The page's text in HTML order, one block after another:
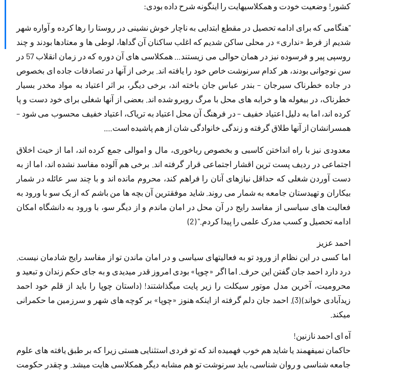
کشور! وضعیت خودت و همکلاسیهایت را اینگونه شرح داده بودی:
"هنگامی که برای ادامه تحصیل در مقطع ابتدایی به ناچار خوش نشینی در روستا را رها کرده و آواره شهر
شدیم از فرط «نداری» در محلی ساکن شدیم که اغلب ساکنان آن گداها، لوطی ها و معتادها بودند و چند
روسپی پیر و فرسوده نیز در همان حوالی می زیستند… همکلاسی های آن دوره که در زمان انقلاب 57 در
سن نوجوانی بودند، هر کدام سرنوشت خاص خود را یافته اند. برخی از آنها در تصادفات جاده ای بخصوص
در جاده خطرناک سیرجان – بندر عباس جان باخته اند، برخی دیگر، بر اثر اعتیاد به مواد مخدر بسیار
خطرناک، در بیغوله ها و خرابه های محل با مرگ روبرو شده اند. بعضی از آنها شغلی برای خود دست و پا
کرده اند، اما به دلیل اعتیاد خفیف – در فرهنگ آن محل اعتیاد به تریاک، اعتیاد خفیف محسوب می شود –
همسرانشان از آنها طلاق گرفته و زندگی خانوادگی شان از هم پاشیده است….
معدودی نیز با راه انداختن کاسبی و بخصوص رباخوری، مال و اموالی جمع کرده اند، اما از حیث اخلاق
اجتماعی در ردیف پست ترین اقشار اجتماعی قرار گرفته اند. برخی هم آلوده مفاسد نشده اند، اما از به
دست آوردن شغلی که حداقل نیازهای آنان را فراهم کند، محروم مانده اند و با چند سر عائله در شمار
بیکاران و تهیدستان جامعه به شمار می روند. شاید موفقترین آن بچه ها من باشم که از یک سو با ورود به
فعالیت های سیاسی از مفاسد رایج در آن محل در امان ماندم و از دیگر سو، با ورود به دانشگاه امکان
ادامه تحصیل و کسب مدرک علمی را پیدا کردم." (2)
احمد عزیز
اما کسی در این نظام از ورود تو به فعالیتهای سیاسی و در امان ماندن تو از مفاسد رایج شادمان نیست.
درد دارد احمد جان گفتن این حرف. اما اگر «چوپا» بودی امروز قدر میدیدی و به جای حکم زندان و تبعید و
محرومیت، آخرین مدل موتور سیکلت را زیر پایت میگذاشتند! (داستان چوپا را باید از قلم خود احمد
زیدآبادی خواند) (3). احمد جان دلم گرفته از اینکه هنوز «چوپا» بر کوچه های شهر و سرزمین ما حکمرانی
میکند.
آه ای احمد نازنین!
حاکمان نمیفهمند یا شاید هم خوب فهمیده اند که تو فردی استثنایی هستی زیرا که بر طبق یافته های علوم
جامعه شناسی و روان شناسی، باید سرنوشت تو هم مشابه دیگر همکلاسی هایت میشد. و چقدر حکومت